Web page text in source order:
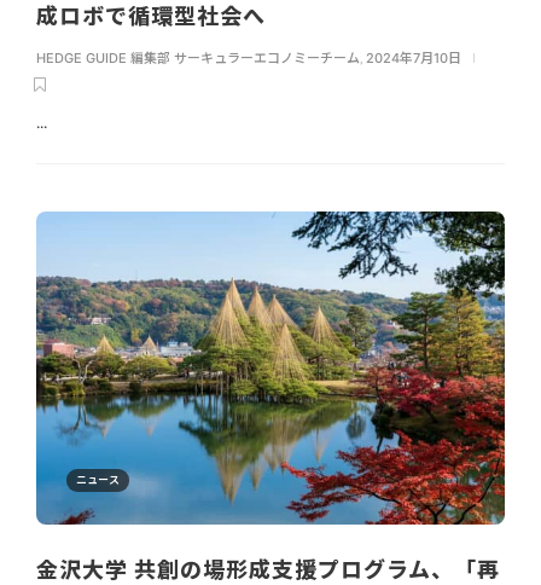
成ロボで循環型社会へ
HEDGE GUIDE 編集部 サーキュラーエコノミーチーム 2024年7月10日
...
ニュース
金沢大学 共創の場形成支援プログラム、「再